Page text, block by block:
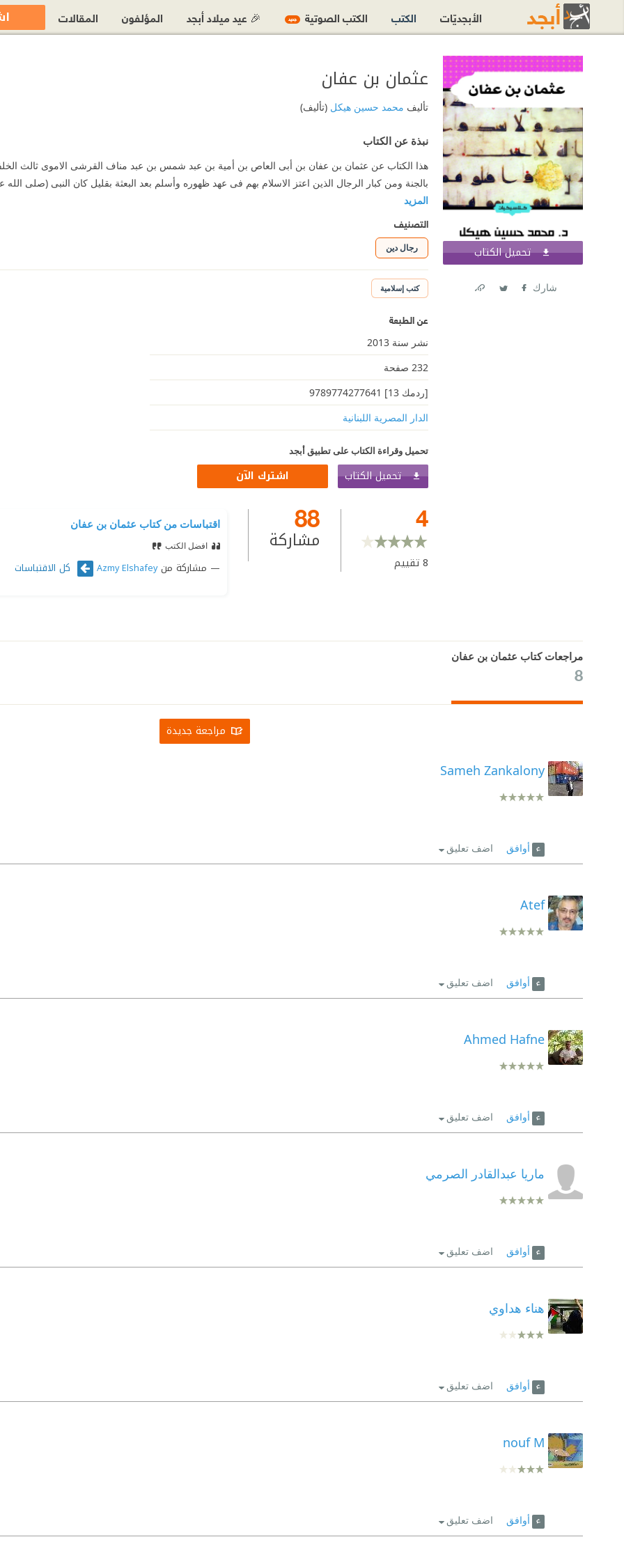
تحميل الكتاب اشترك الآن
شارك
عثمان بن عفان
تأليف محمد حسين هيكل(تأليف)
نبذة عن الكتاب
هذا الكتاب عن عثمان بن عفان بن أبى العاص بن أمية بن عبد شمس بن عبد مناف القرشى الاموى ثالث
بالجنة ومن كبار الرجال الذين اعتز الاسلام بهم فى عهد ظهوره وأسلم بعد البعثة بقليل كان النبى (صلى
المزيد
التصنيف
رجال دين
كتب إسلامية
عن الطبعة
نشر سنة 2013
232 صفحة
[ردمك 13] 9789774277641
الدار المصرية اللبنانية
تحميل وقراءة الكتاب على تطبيق أبجد
تحميل الكتاب اشترك الآن
4
8تقييم
88
مشاركة
اقتباسات من كتاب عثمان بن عفان
افضل الكتب
مشاركة منAzmy Elshafey كل الاقتباسات
مراجعات كتاب عثمان بن عفان
8
مراجعة جديدة
Sameh Zankalony
أوافق اضف تعليق
Atef
أوافق اضف تعليق
Ahmed Hafne
أوافق اضف تعليق
ماريا عبدالقادر الصرمي
أوافق اضف تعليق
هناء هداوي
أوافق اضف تعليق
nouf M
أوافق اضف تعليق
الأبجديّات الكتب الكتب الصوتية جديد 🎉 عيد ميلاد أبجد المؤلفون المقالات